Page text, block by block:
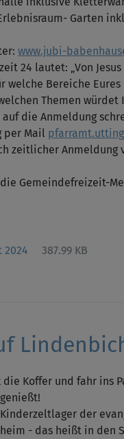
Garten
www.jubi-
24 lautet: „Von
welche Bereiche
Themen würdet
die Anmeldung
per Mail
zeitlicher Anmeldung
Gemeindefreizeit-
2024 387.99 KB
die Koffer und fahr ins
der
- das heißt in den